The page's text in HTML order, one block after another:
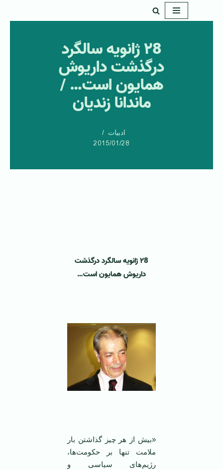
۲8 ژانویه سالگرد
درگذشت داریوش
همایون است… /
ماندانا زندیان
ادبیات
2015/01/28
۲8 ژانویه سالگرد درگذشت
داریوش همایون است…
«بیش از هر چیز گذاشتن بار
ملامت تنها بر حکومت‌ها،
رژیم‌های سیاسی و